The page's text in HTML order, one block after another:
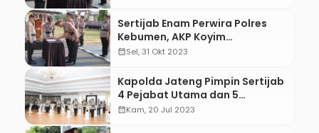
Sertijab Enam Perwira Polres
Kebumen, AKP Koyim
Maturrohman Jabat
Suwono
calendar_monthSel, 31 Okt 2023
Kapolda Jateng Pimpin Sertijab
4 Pejabat Utama dan 5
Kapolres, Ini Daftarnya
calendar_monthKam, 20 Jul 2023